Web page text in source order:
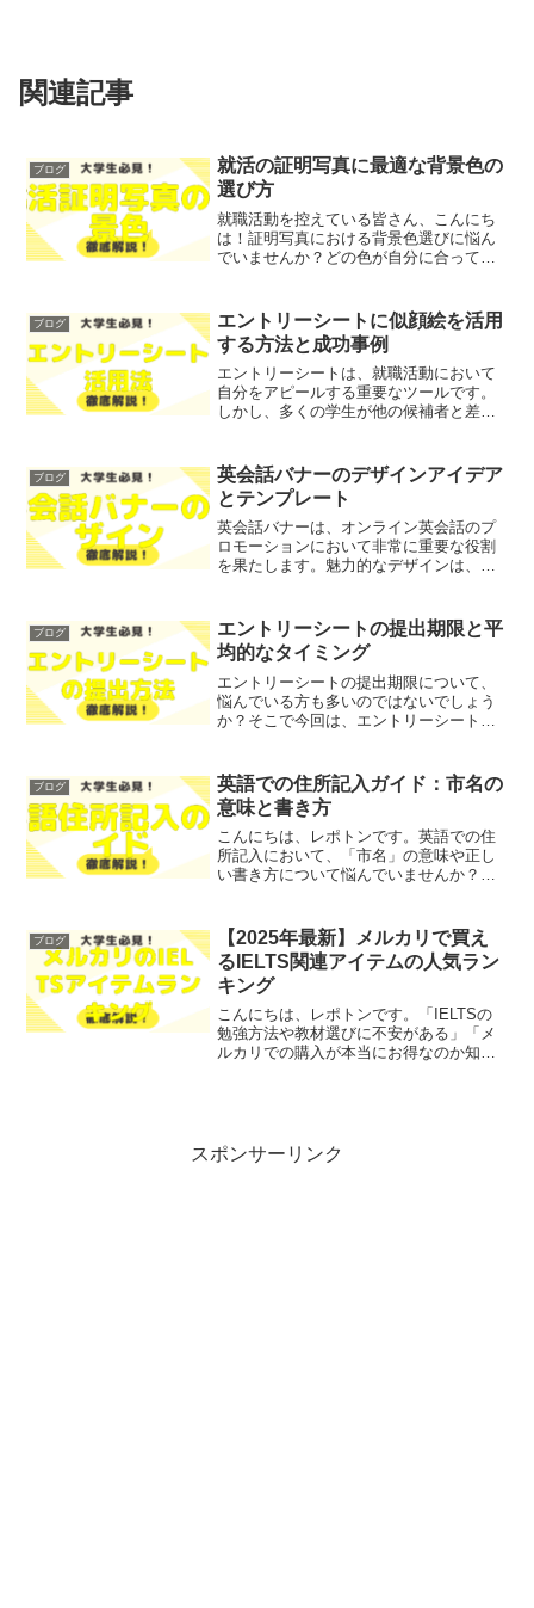
関連記事
ブログ
就活の証明写真に最適な背景色の
選び方
就職活動を控えている皆さん、こんにち
は！証明写真における背景色選びに悩ん
でいませんか？どの色が自分に合ってい
就活の証明写真に最適な背景色の選び方
を、わかりやすく解説しま...
ブログ
エントリーシートに似顔絵を活用
する方法と成功事例
エントリーシートは、就職活動において
自分をアピールする重要なツールです。
しかし、多くの学生が他の候補者と差別
の作成方法と成功事例をご紹介します！
レポトンこの記事は次のよ...
ブログ
英会話バナーのデザインアイデア
とテンプレート
英会話バナーは、オンライン英会話のプ
ロモーションにおいて非常に重要な役割
を果たします。魅力的なデザインは、ユ
し、「どのようなデザインが効果的なの
か」「どんな要素を取り入れ...
ブログ
エントリーシートの提出期限と平
均的なタイミング
エントリーシートの提出期限について、
悩んでいる方も多いのではないでしょう
か？そこで今回は、エントリーシートの
ンこの記事は次のような人におすすめ！
エントリーシートの提出期...
ブログ
英語での住所記入ガイド：市名の
意味と書き方
こんにちは、レポトンです。英語での住
所記入において、「市名」の意味や正し
い書き方について悩んでいませんか？そ
ポイントをわかりやすく解説します！レ
ポトンこの記事は次のよう...
ブログ
【2025年最新】メルカリで買え
るIELTS関連アイテムの人気ラン
キング
こんにちは、レポトンです。「IELTSの
勉強方法や教材選びに不安がある」「メ
ルカリでの購入が本当にお得なのか知り
スポンサーリンク